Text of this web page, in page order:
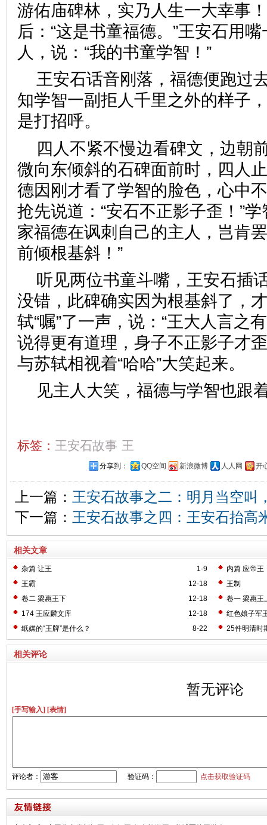
游佑庙碑林，实乃人生一大幸事
后：“这是书童福德。”王安石用
人，说：“我的书童学智！”
王安石话音刚落，福德便跑过
知学智一副拒人千里之外的样子
是打招呼。
四人不紧不慢边看碑文，边朝
微向东倾斜的石碑面前时，四人
德因刚才看了学智的脸色，心中
抢先说道：“安石不正影子歪！”
家福德在讽刺自己的主人，岂肯
前倾根基斜！”
听见两位书童斗嘴，王安石插
没错，此碑确实因为根基斜了，
轼“嘱”了一声，说：“王大人言之
说得更有道理，身子不正影子才
与苏轼相视着“哈哈”大笑起来。
见主人大笑，福德与学智也跟
标签： 王安石故事 王
分享到： QQ空间 新浪微博 人人网 开
上一篇： 王安石故事之二：明月当空叫
下一篇： 王安石故事之四：王安石抬高
相关文章
1-9
杂篇 让王
内篇 应帝王
12-18
王霸
王制
12-18
卷二 梁惠王下
卷一 梁惠王
12-18
174 王应麟文库
红色娘子军
8-22
纸媒的“王牌”是什么？ 25件明清时
相关评论
暂无评论
[手写输入] [表情]
评论者： 验证码： 点击获取验证码